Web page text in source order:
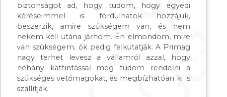
biztonságot ad, hogy tudom, hogy egyedi
kéréseimmel is fordulhatok hozzájuk,
beszerzik, amire szükségem van, és nem
nekem kell utána járnom. Én elmondom, mire
van szükségem, ők pedig felkutatják. A Primag
nagy terhet levesz a vállamról azzal, hogy
néhány kattintással meg tudom rendelni a
szükséges vetőmagokat, és megbízhatóan ki is
szállítják.